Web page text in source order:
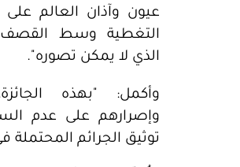
عيون وآذان العالم
التغطية وسط القصف
الذي لا يمكن تصوره".
وأكمل: "بهذه
وإصرارهم على عدم
توثيق الجرائم المحتملة